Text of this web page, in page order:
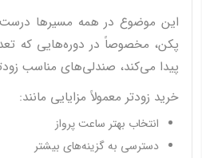
این موضوع در همه مسیرها
پکن، مخصوصاً در دوره‌هایی که
پیدا می‌کند، صندلی‌های مناسب
خرید زودتر معمولاً مزایایی مانند:
انتخاب بهتر ساعت پرواز
دسترسی به گزینه‌های بیشتر